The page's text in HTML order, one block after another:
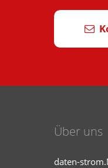
Über uns
daten-